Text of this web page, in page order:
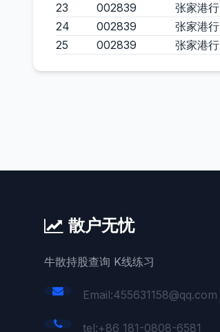
23
002839 张家港行
24
002839 张家港行
25
002839 张家港行
散户无忧
牛散持股查询 K线练习
Email:455631158@qq.com
tel:+86 181-0808-6581